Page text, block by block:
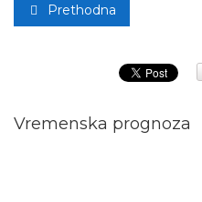
Prethodna
Vremenska prognoza